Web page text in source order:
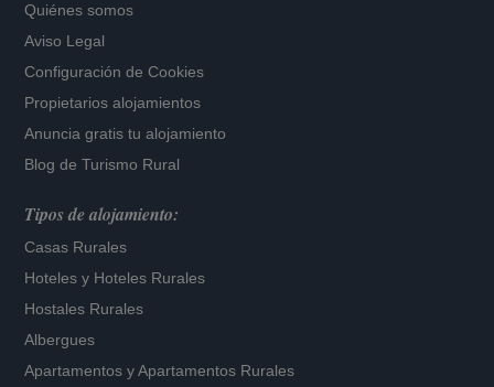
Quiénes somos
Aviso Legal
Configuración de Cookies
Propietarios alojamientos
Anuncia gratis tu alojamiento
Blog de Turismo Rural
Tipos de alojamiento:
Casas Rurales
Hoteles y Hoteles Rurales
Hostales Rurales
Albergues
Apartamentos yApartamentos Rurales